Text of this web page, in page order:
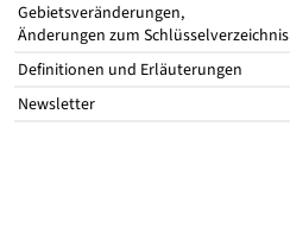
Gebietsveränderungen,
Änderungen zum Schlüsselverzeichnis
Definitionen und Erläuterungen
Newsletter